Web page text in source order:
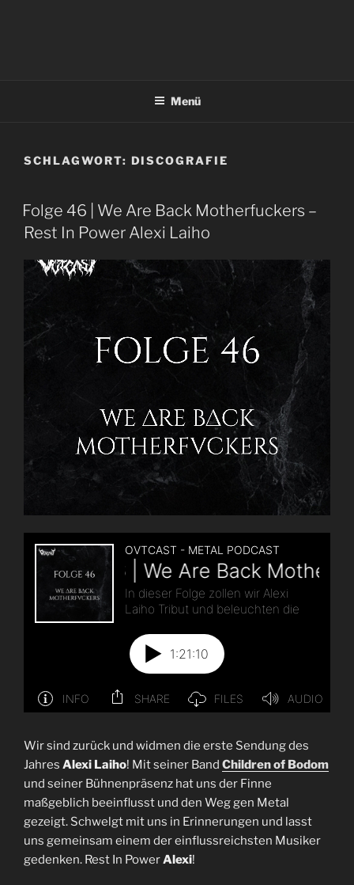
Menü
SCHLAGWORT: DISCOGRAFIE
Folge 46 | We Are Back Motherfuckers –
Rest In Power Alexi Laiho
Wir sind zurück und widmen die erste Sendung des
Jahres Alexi Laiho! Mit seiner Band Children of Bodom
und seiner Bühnenpräsenz hat uns der Finne
maßgeblich beeinflusst und den Weg gen Metal
gezeigt. Schwelgt mit uns in Erinnerungen und lasst
uns gemeinsam einem der einflussreichsten Musiker
gedenken. Rest In PowerAlexi!